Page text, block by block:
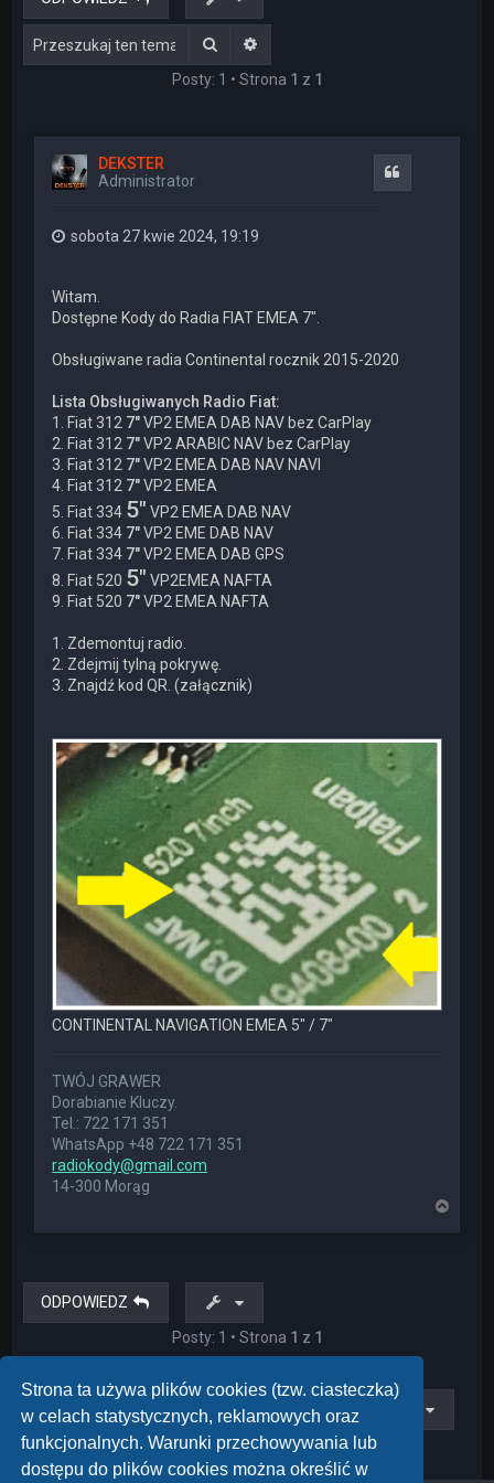
Strona ta używa plików cookies (tzw. ciasteczka)
w celach statystycznych, reklamowych oraz
funkcjonalnych. Warunki przechowywania lub
dostępu do plików cookies można określić w
Szukaj
Posty: 1 • Strona 1 z 1
DEKSTER
Administrator
sobota 27 kwie 2024, 19:19
Witam.
Dostępne Kody do Radia FIAT EMEA 7".
Obsługiwane radia Continental rocznik 2015-2020
Lista Obsługiwanych Radio Fiat:
1. Fiat 312 7"VP2 EMEA DAB NAV bez CarPlay
2. Fiat 312 7"VP2 ARABIC NAV bez CarPlay
3. Fiat 312 7"VP2 EMEA DAB NAV NAVI
4. Fiat 312 7"VP2 EMEA
5. Fiat 334 5" VP2 EMEA DAB NAV
6. Fiat 334 7"VP2 EME DAB NAV
7. Fiat 334 7"VP2 EMEA DAB GPS
8. Fiat 520 5" VP2EMEA NAFTA
9. Fiat 520 7"VP2 EMEA NAFTA
1. Zdemontuj radio.
2. Zdejmij tylną pokrywę.
3. Znajdź kod QR. (załącznik)
CONTINENTAL NAVIGATION EMEA 5" / 7"
TWÓJ GRAWER
Dorabianie Kluczy.
Tel.: 722 171 351
WhatsApp +48 722 171 351
radiokody@gmail.com
14-300 Morąg
ODPOWIEDZ
Posty: 1 • Strona 1 z 1
Przejdź do